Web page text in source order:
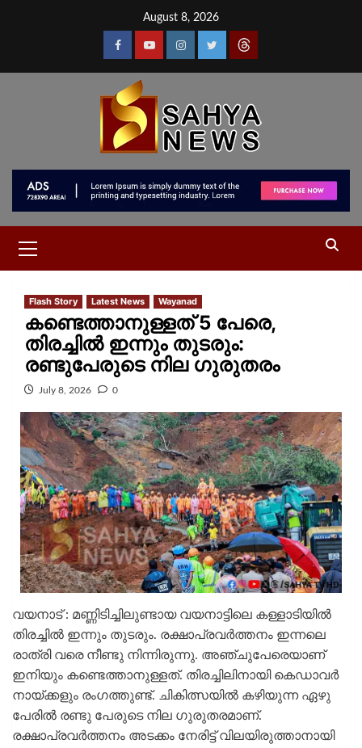
August 8, 2026
Flash Story Latest News Wayanad
കണ്ടെത്താനുള്ളത് 5 പേരെ,
തിരച്ചില്‍ ഇന്നും തുടരും:
രണ്ടുപേരുടെ നില ഗുരുതരം
July 8, 2026 0
വയനാട് : മണ്ണിടിച്ചിലുണ്ടായ വയനാട്ടിലെ കള്ളാടിയില്‍
തിരച്ചില്‍ ഇന്നും തുടരും. രക്ഷാപ്രവര്‍ത്തനം ഇന്നലെ
രാത്രി വരെ നീണ്ടു നിന്നിരുന്നു. അഞ്ചുപേരെയാണ്
ഇനിയും കണ്ടെത്താനുള്ളത്. തിരച്ചിലിനായി കെഡാവര്‍
നായ്ക്കളും രംഗത്തുണ്ട്. ചികിത്സയില്‍ കഴിയുന്ന ഏഴു
പേരില്‍ രണ്ടു പേരുടെ നില ഗുരുതരമാണ്.
രക്ഷാപ്രവര്‍ത്തനം അടക്കം നേരിട്ട് വിലയിരുത്താനായി